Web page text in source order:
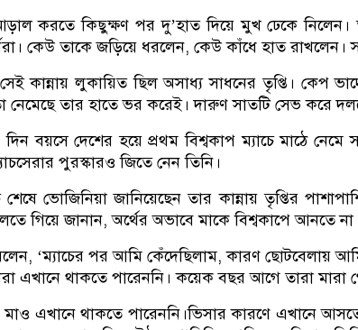
করতে কিছুক্ষণ পর দু’হাত দিয়ে মুখ ঢেকে নিলেন।
কেউ তাকে জড়িয়ে ধরলেন, কেউ কাঁধে হাত রাখলেন।
কান্নায় লুকায়িত ছিল অসাধ্য সাধনের তৃপ্তি। কেপ
তার হাতে ভর করেই। দারুণ সাতটি সেভ করে
বয়সে দেশের হয়ে প্রথম বিশ্বকাপ ম্যাচে মাঠে নেমে
পুরস্কারও জিতে নেন তিনি।
শেষে ভোজিনিয়া জানিয়েছেন তার কান্নায় তৃপ্তির
গিয়ে জানান, অর্থের অভাবে মাকে বিশ্বকাপে আনতে না
‘ম্যাচের পর আমি কেঁদেছিলাম, কারণ ছোটবেলায়
এখানে থাকতে পারেননি। কয়েক বছর আগে তারা মারা
মাও এখানে থাকতে পারেননি।ভিসার কারণে এখানে